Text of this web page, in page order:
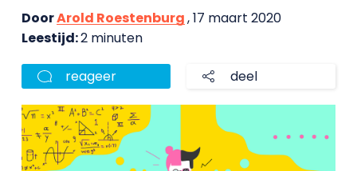
DoorArold Roestenburg, 17 maart 2020
Leestijd:2 minuten
reageer deel